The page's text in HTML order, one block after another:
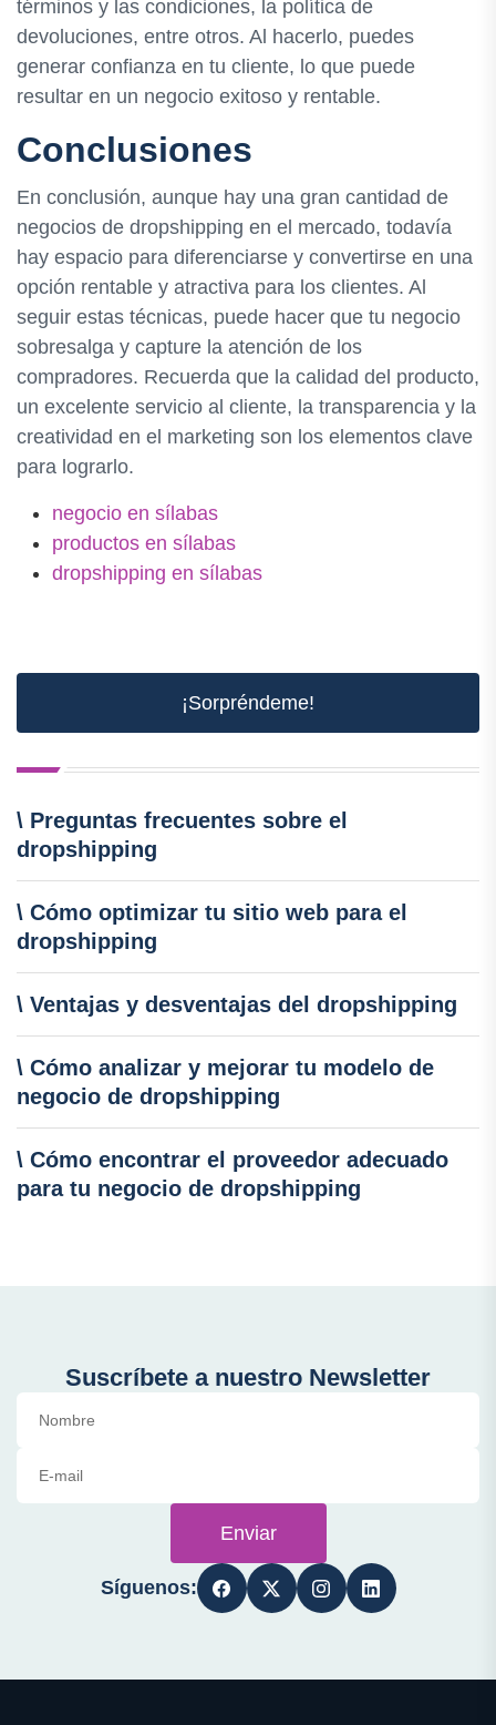
términos y las condiciones, la política de
devoluciones, entre otros. Al hacerlo, puedes
generar confianza en tu cliente, lo que puede
resultar en un negocio exitoso y rentable.
Conclusiones
En conclusión, aunque hay una gran cantidad de
negocios de dropshipping en el mercado, todavía
hay espacio para diferenciarse y convertirse en una
opción rentable y atractiva para los clientes. Al
seguir estas técnicas, puede hacer que tu negocio
sobresalga y capture la atención de los
compradores. Recuerda que la calidad del producto,
un excelente servicio al cliente, la transparencia y la
creatividad en el marketing son los elementos clave
para lograrlo.
negocio en sílabas
productos en sílabas
dropshipping en sílabas
¡Sorpréndeme!
\ Preguntas frecuentes sobre el
dropshipping
\ Cómo optimizar tu sitio web para el
dropshipping
\ Ventajas y desventajas del dropshipping
\ Cómo analizar y mejorar tu modelo de
negocio de dropshipping
\ Cómo encontrar el proveedor adecuado
para tu negocio de dropshipping
Suscríbete a nuestro Newsletter
Enviar
Síguenos: